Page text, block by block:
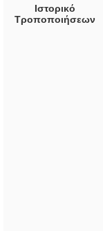
Ιστορικό
Τροποποιήσεων